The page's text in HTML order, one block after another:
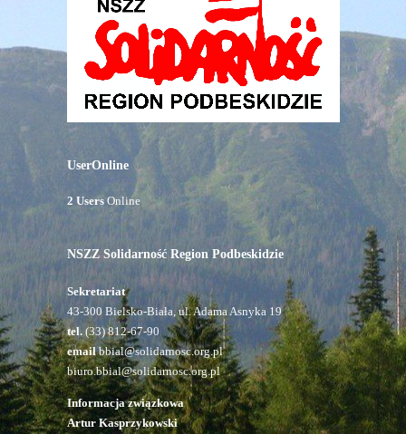
UserOnline
2 UsersOnline
NSZZ Solidarność Region Podbeskidzie
Sekretariat
43-300 Bielsko-Biała, ul. Adama Asnyka 19
tel.(33) 812-67-90
emailbbial@solidarnosc.org.pl
biuro.bbial@solidarnosc.org.pl
Informacja związkowa
Artur Kasprzykowski